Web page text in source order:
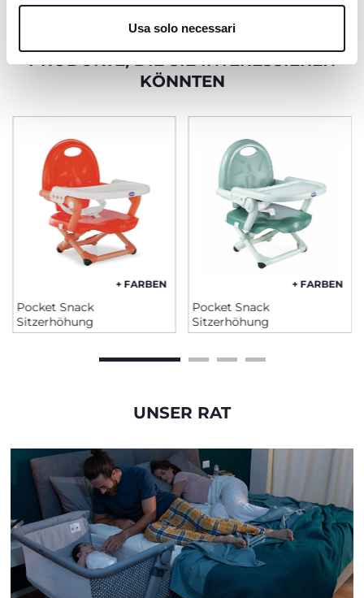
Usa solo necessari
PRODUKTE, DIE SIE INTERESSIEREN
KÖNNTEN
+ FARBEN
Pocket Snack
Sitzerhöhung
+ FARBEN
Pocket Snack
Sitzerhöhung
UNSER RAT